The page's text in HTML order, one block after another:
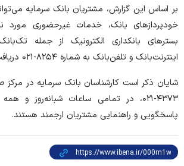
بر اساس این گزارش، مشتریان بانک سرمایه
خودپرداز‌های بانک، خدمات غیرحضوری مورد
بستر‌های بانکداری الکترونیک از جمله
اینترنت‌بانک و تلفن‌بانک به شماره ۸۲۵۴-۰۲۱ دریافت نمایند.
شایان ذکر است کارشناسان بانک سرمایه در مرکز
۴۳۷۳-۰۲۱، در تمامی ساعات شبانه‌روز و
پاسخگویی و راهنمایی مشتریان ارجمند هستند.